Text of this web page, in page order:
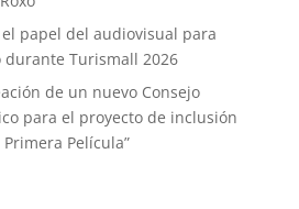
el papel del audiovisual para
Turismall 2026
de un nuevo Consejo
para el proyecto de inclusión
Película”